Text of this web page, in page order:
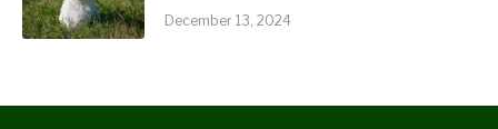
December 13, 2024